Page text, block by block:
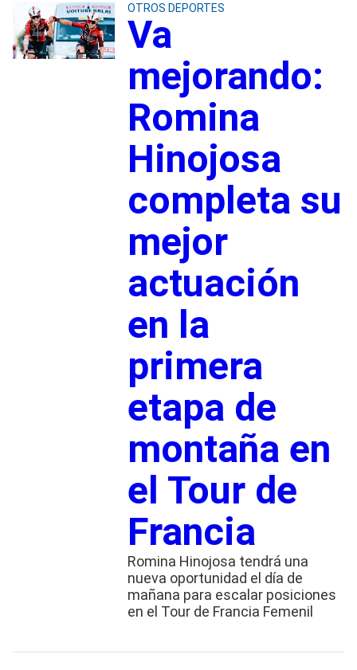
OTROS DEPORTES
Va
mejorando:
Romina
Hinojosa
completa su
mejor
actuación
en la
primera
etapa de
montaña en
el Tour de
Francia
Romina Hinojosa tendrá una
nueva oportunidad el día de
mañana para escalar posiciones
en el Tour de Francia Femenil